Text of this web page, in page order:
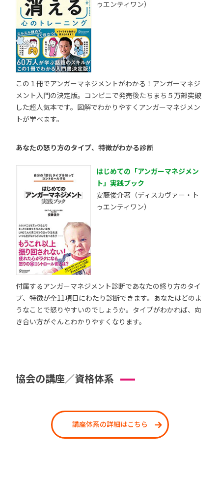
ゥエンティワン）
この１冊でアンガーマネジメントがわかる！アンガーマネジ
メント入門の決定版。コンビニで発売後たちまち５万部突破
した超人気本です。図解でわかりやすくアンガーマネジメン
トが学べます。
あなたの怒り方のタイプ、特徴がわかる診断
はじめての「アンガーマネジメン
ト」実践ブック
安藤俊介著（ディスカヴァー・ト
ゥエンティワン）
付属するアンガーマネジメント診断であなたの怒り方のタイ
プ、特徴が全11項目にわたり診断できます。あなたはどのよ
うなことで怒りやすいのでしょうか。タイプがわかれば、向
き合い方がぐんとわかりやすくなります。
協会の講座／資格体系
講座体系の詳細はこちら